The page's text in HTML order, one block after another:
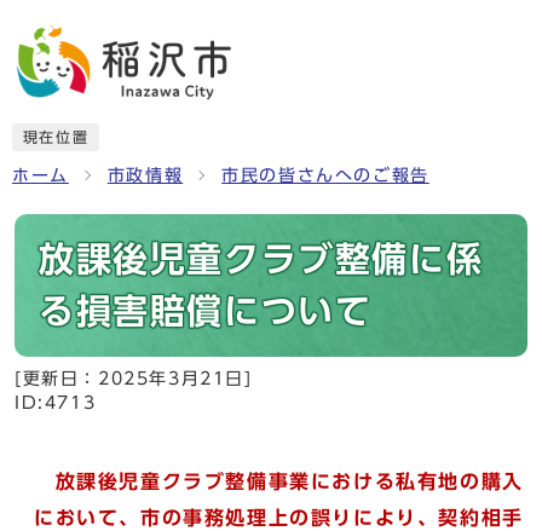
現在位置
ホーム 市政情報 市民の皆さんへのご報告
放課後児童クラブ整備に係
る損害賠償について
[更新日： 2025年3月21日
ID:4713
放課後児童クラブ整備事業における私有地の購入
において、市の事務処理上の誤りにより、契約相手